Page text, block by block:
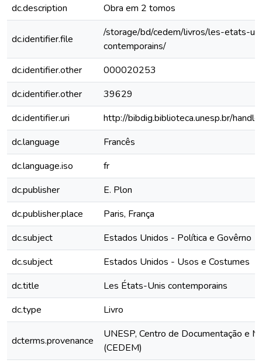
dc.description
Obra em 2 tomos
dc.identifier.file
/storage/bd/cedem/livros/les-etats-
contemporains/
dc.identifier.other
000020253
dc.identifier.other
39629
dc.identifier.uri
http://bibdig.biblioteca.unesp.br/
dc.language
Francês
dc.language.iso
fr
dc.publisher
E. Plon
dc.publisher.place
Paris, França
dc.subject
Estados Unidos - Política e Govêrno
dc.subject
Estados Unidos - Usos e Costumes
dc.title
Les États-Unis contemporains
dc.type
Livro
dcterms.provenance
UNESP, Centro de Documentação e
(CEDEM)